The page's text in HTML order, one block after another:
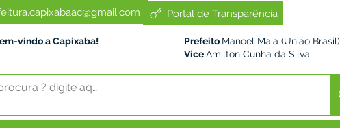
Portal de Transparência
vindo a Capixaba! Prefeito Manoel Maia (União Brasil)
ViceAmilton Cunha da Silva